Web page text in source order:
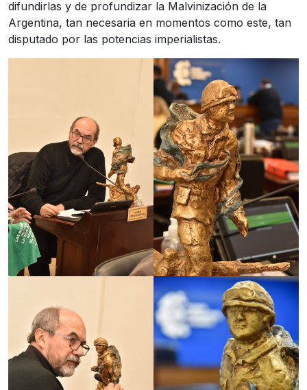
difundirlas y de profundizar la Malvinización de la
Argentina, tan necesaria en momentos como este, tan
disputado por las potencias imperialistas.